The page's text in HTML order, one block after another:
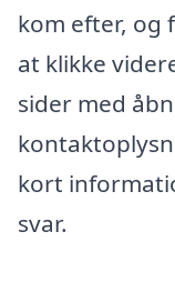
kom efter, og
at klikke
sider med
kort
svar.